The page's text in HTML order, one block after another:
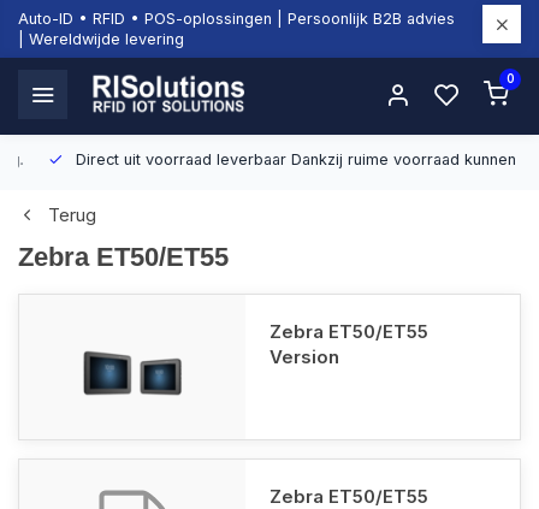
Auto-ID • RFID • POS-oplossingen | Persoonlijk B2B advies
| Wereldwijde levering
0
Direct uit voorraad leverbaarDankzij ruime voorraad kunnen wij
Terug
Zebra ET50/ET55
Zebra ET50/ET55
Version
Zebra ET50/ET55